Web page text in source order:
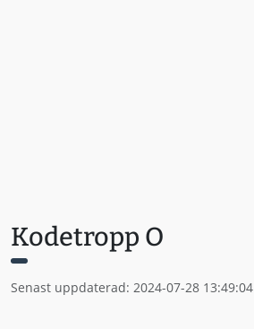
Kodetropp O
Senast uppdaterad: 2024-07-28 13:49:04